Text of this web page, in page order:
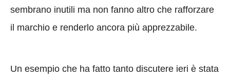
sembrano inutili ma non fanno altro che rafforzare
il marchio e renderlo ancora più apprezzabile.
Un esempio che ha fatto tanto discutere ieri è stata